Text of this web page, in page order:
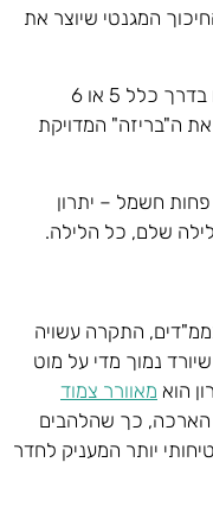
המגנטי שיוצר את
דיוק במהירויות: מנועי DC מאפשרים בדרך כלל 5 או 6
ה"בריזה" המדויקת
חיסכון בחשמל: הם צורכים עד 70% פחות חשמל – יתרון
שלם, כל הלילה.
התקרה עשויה
נמוך מדי על מוט
הוא מאוורר צמוד
הארכה, כך שהלהבים
יותר המעניק לחדר